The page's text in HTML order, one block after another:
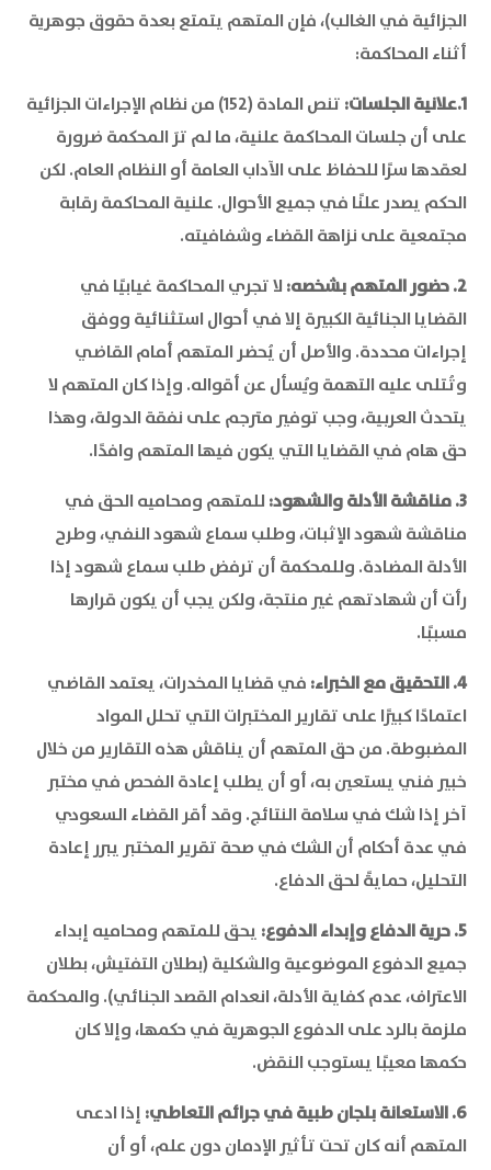
الجزائية في الغالب)، فإن المتهم يتمتع بعدة حقوق جوهرية
أثناء المحاكمة:
1.علانية الجلسات:
تنص المادة (152) من نظام الإجراءات الجزائية
على أن جلسات المحاكمة علنية، ما لم ترَ المحكمة ضرورة
لعقدها سرًا للحفاظ على الآداب العامة أو النظام العام. لكن
الحكم يصدر علنًا في جميع الأحوال. علنية المحاكمة رقابة
مجتمعية على نزاهة القضاء وشفافيته.
2. حضور المتهم بشخصه:
لا تجري المحاكمة غيابيًا في
القضايا الجنائية الكبيرة إلا في أحوال استثنائية ووفق
إجراءات محددة. والأصل أن يُحضر المتهم أمام القاضي
وتُتلى عليه التهمة ويُسأل عن أقواله. وإذا كان المتهم لا
يتحدث العربية، وجب توفير مترجم على نفقة الدولة، وهذا
حق هام في القضايا التي يكون فيها المتهم وافدًا.
3. مناقشة الأدلة والشهود:
للمتهم ومحاميه الحق في
مناقشة شهود الإثبات، وطلب سماع شهود النفي، وطرح
الأدلة المضادة. وللمحكمة أن ترفض طلب سماع شهود إذا
رأت أن شهادتهم غير منتجة، ولكن يجب أن يكون قرارها
مسببًا.
4. التحقيق مع الخبراء:
في قضايا المخدرات، يعتمد القاضي
اعتمادًا كبيرًا على تقارير المختبرات التي تحلل المواد
المضبوطة. من حق المتهم أن يناقش هذه التقارير من خلال
خبير فني يستعين به، أو أن يطلب إعادة الفحص في مختبر
آخر إذا شك في سلامة النتائج. وقد أقر القضاء السعودي
في عدة أحكام أن الشك في صحة تقرير المختبر يبرر إعادة
التحليل، حمايةً لحق الدفاع.
5. حرية الدفاع وإبداء الدفوع:
يحق للمتهم ومحاميه إبداء
جميع الدفوع الموضوعية والشكلية (بطلان التفتيش، بطلان
الاعتراف، عدم كفاية الأدلة، انعدام القصد الجنائي). والمحكمة
ملزمة بالرد على الدفوع الجوهرية في حكمها، وإلا كان
حكمها معيبًا يستوجب النقض.
6. الاستعانة بلجان طبية في جرائم التعاطي:
إذا ادعى
المتهم أنه كان تحت تأثير الإدمان دون علم، أو أن